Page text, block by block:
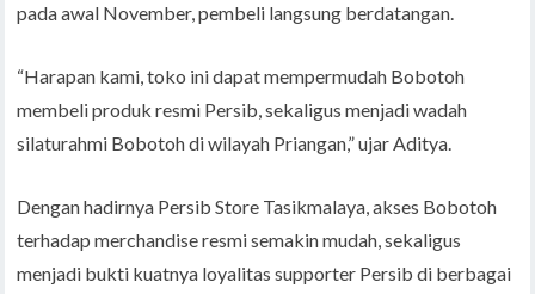
pada awal November, pembeli langsung berdatangan.
“Harapan kami, toko ini dapat mempermudah Bobotoh
membeli produk resmi Persib, sekaligus menjadi wadah
silaturahmi Bobotoh di wilayah Priangan,” ujar Aditya.
Dengan hadirnya Persib Store Tasikmalaya, akses Bobotoh
terhadap merchandise resmi semakin mudah, sekaligus
menjadi bukti kuatnya loyalitas supporter Persib di berbagai